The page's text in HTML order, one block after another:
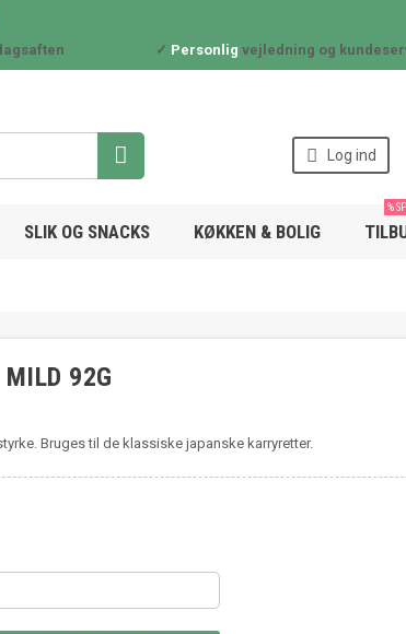
✓ Personlig vejledning og
  Log ind
SLIK OG SNACKS KØKKEN & BOLIG
%
MILD 92G
Bruges til de klassiske japanske karryretter.